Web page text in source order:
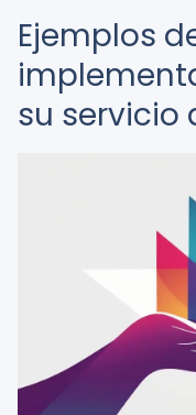
Ejemplos
su servicio